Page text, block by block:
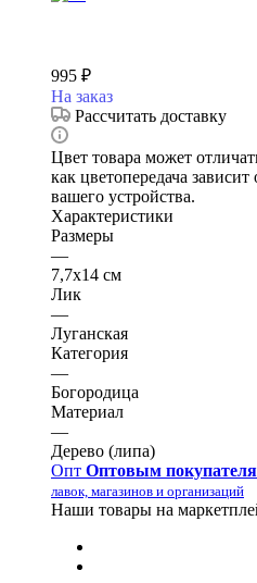
995 ₽
На заказ
Рассчитать доставку
Цвет товара может
как цветопередача зависит
вашего устройства.
Характеристики
Размеры
—
7,7х14 см
Лик
—
Луганская
Категория
—
Богородица
Материал
—
Дерево (липа)
Опт Оптовым
лавок, магазинов и организаций
Наши товары на